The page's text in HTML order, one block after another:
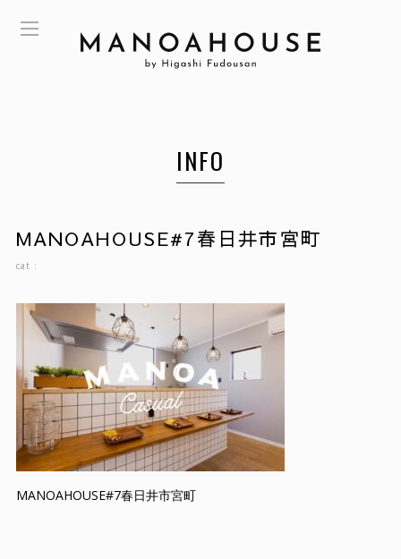
INFO
MANOAHOUSE#7春日井市宮町
cat :
MANOAHOUSE#7春日井市宮町